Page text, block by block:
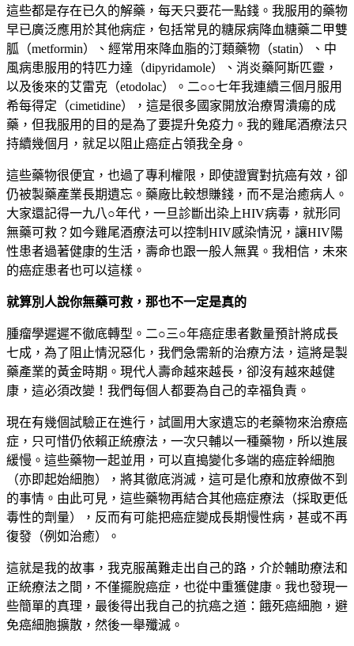
這些都是存在已久的解藥，每天只要花一點錢。我服用的藥物
早已廣泛應用於其他病症，包括常見的糖尿病降血糖藥二甲雙
胍（metformin）、經常用來降血脂的汀類藥物（statin）、中
風病患服用的特匹力達（dipyridamole）、消炎藥阿斯匹靈，
以及後來的艾雷克（etodolac）。二○○七年我連續三個月服用
希每得定（cimetidine），這是很多國家開放治療胃潰瘍的成
藥，但我服用的目的是為了要提升免疫力。我的雞尾酒療法只
持續幾個月，就足以阻止癌症占領我全身。
這些藥物很便宜，也過了專利權限，即使證實對抗癌有效，卻
仍被製藥產業長期遺忘。藥廠比較想賺錢，而不是治癒病人。
大家還記得一九八○年代，一旦診斷出染上HIV病毒，就形同
無藥可救？如今雞尾酒療法可以控制HIV感染情況，讓HIV陽
性患者過著健康的生活，壽命也跟一般人無異。我相信，未來
的癌症患者也可以這樣。
就算別人說你無藥可救，那也不一定是真的
腫瘤學遲遲不徹底轉型。二○三○年癌症患者數量預計將成長
七成，為了阻止情況惡化，我們急需新的治療方法，這將是製
藥產業的黃金時期。現代人壽命越來越長，卻沒有越來越健
康，這必須改變！我們每個人都要為自己的幸福負責。
現在有幾個試驗正在進行，試圖用大家遺忘的老藥物來治療癌
症，只可惜仍依賴正統療法，一次只輔以一種藥物，所以進展
緩慢。這些藥物一起並用，可以直搗變化多端的癌症幹細胞
（亦即起始細胞），將其徹底消滅，這可是化療和放療做不到
的事情。由此可見，這些藥物再結合其他癌症療法（採取更低
毒性的劑量），反而有可能把癌症變成長期慢性病，甚或不再
復發（例如治癒）。
這就是我的故事，我克服萬難走出自己的路，介於輔助療法和
正統療法之間，不僅擺脫癌症，也從中重獲健康。我也發現一
些簡單的真理，最後得出我自己的抗癌之道：餓死癌細胞，避
免癌細胞擴散，然後一舉殲滅。